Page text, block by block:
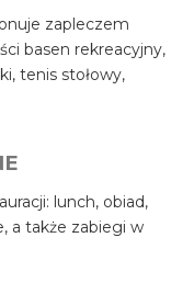
zapleczem
basen rekreacyjny,
tenis stołowy,
lunch, obiad,
a także zabiegi w